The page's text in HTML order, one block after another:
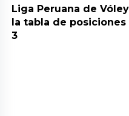
Liga Peruana de
la tabla de
3